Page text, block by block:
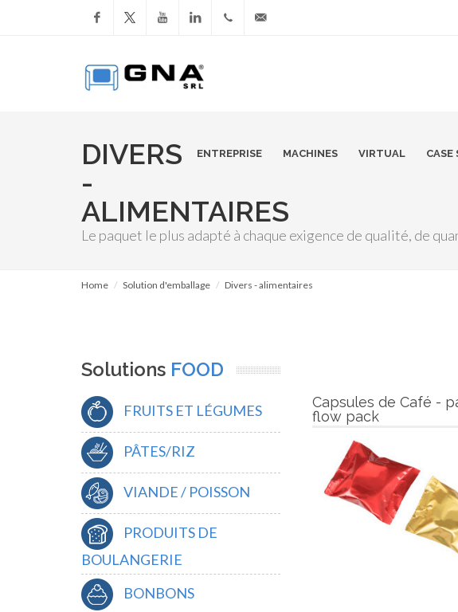
ENTREPRISE MACHINES VIRTUAL CASE
DIVERS
-
ALIMENTAIRES
Le paquet le plus adapté à chaque exigence de qualité, de
Home Solution d'emballage Divers - alimentaires
Capsules de Café -
flow pack
Solutions FOOD
FRUITS ET LÉGUMES
PÂTES/RIZ
VIANDE / POISSON
PRODUITS DE
BOULANGERIE
BONBONS